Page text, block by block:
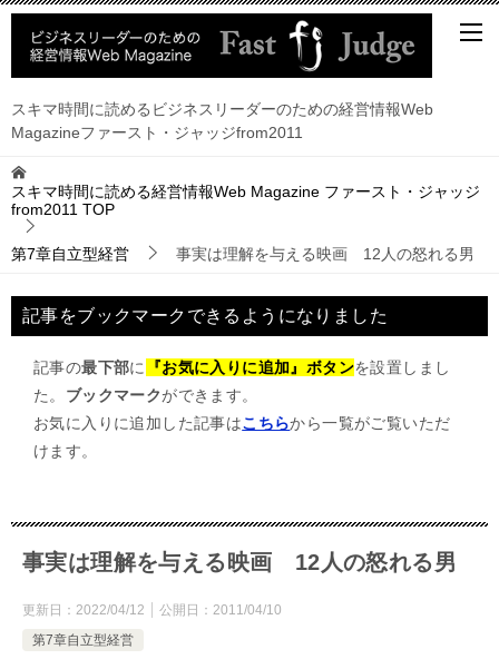
スキマ時間に読めるビジネスリーダーのための経営情報Web
Magazineファースト・ジャッジfrom2011
スキマ時間に読める経営情報Web Magazine ファースト・ジャッジ
from2011 TOP
第7章自立型経営 事実は理解を与える映画 12人の怒れる男
記事をブックマークできるようになりました
記事の最下部に 『お気に入りに追加』ボタンを設置しまし
た。 ブックマークができます。
お気に入りに追加した記事はこちらから一覧がご覧いただ
けます。
事実は理解を与える映画 12人の怒れる男
更新日： 2022/04/12 公開日： 2011/04/10
第7章自立型経営